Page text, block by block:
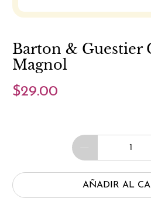
Barton & Guestier
Magnol
$29.00
Cantidad
AÑADIR AL